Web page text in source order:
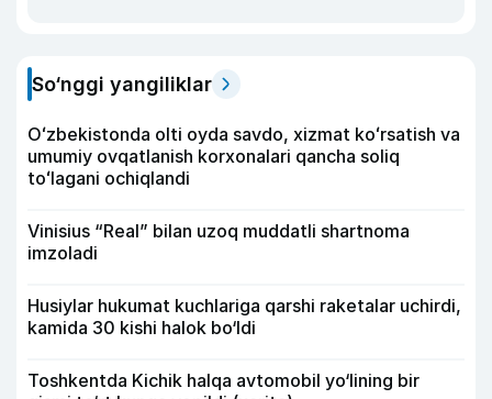
So‘nggi yangiliklar
Oʻzbekistonda olti oyda savdo, xizmat koʻrsatish va
umumiy ovqatlanish korxonalari qancha soliq
toʻlagani ochiqlandi
Vinisius “Real” bilan uzoq muddatli shartnoma
imzoladi
Husiylar hukumat kuchlariga qarshi raketalar uchirdi,
kamida 30 kishi halok bo‘ldi
Toshkentda Kichik halqa avtomobil yo‘lining bir